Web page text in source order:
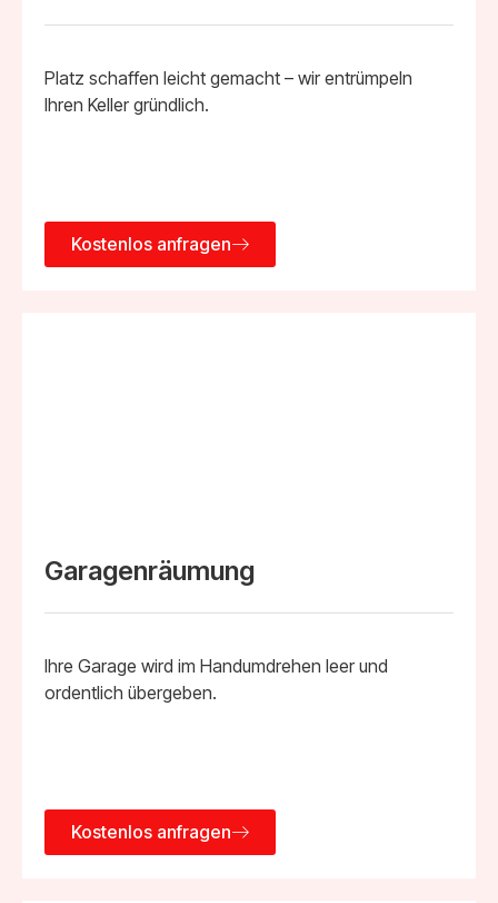
Platz schaffen leicht gemacht – wir entrümpeln
Ihren Keller gründlich.
Kostenlos anfragen
Garagenräumung
Ihre Garage wird im Handumdrehen leer und
ordentlich übergeben.
Kostenlos anfragen